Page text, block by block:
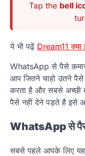
Tap the bell
ये भी पढ़ें Dream11
WhatsApp से पैसे
आप जितने चाहो उतने
करता है और सबसे अच्छी
पैसे नही देने पड़ते है इसे
WhatsApp से
सबसे पहले आपके लिए यह